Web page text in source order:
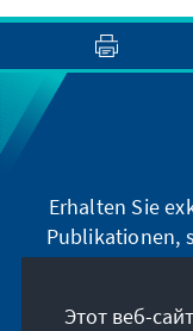
Erhalten Sie
Publikationen,
Projekte
jetzt unseren
Этот веб-